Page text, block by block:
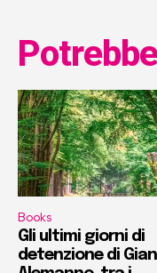
Books
Gli ultimi giorni di
detenzione di